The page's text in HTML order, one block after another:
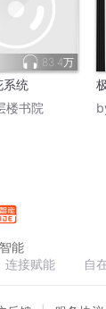
83.4万
系统
楼书院
能
连接赋能
自